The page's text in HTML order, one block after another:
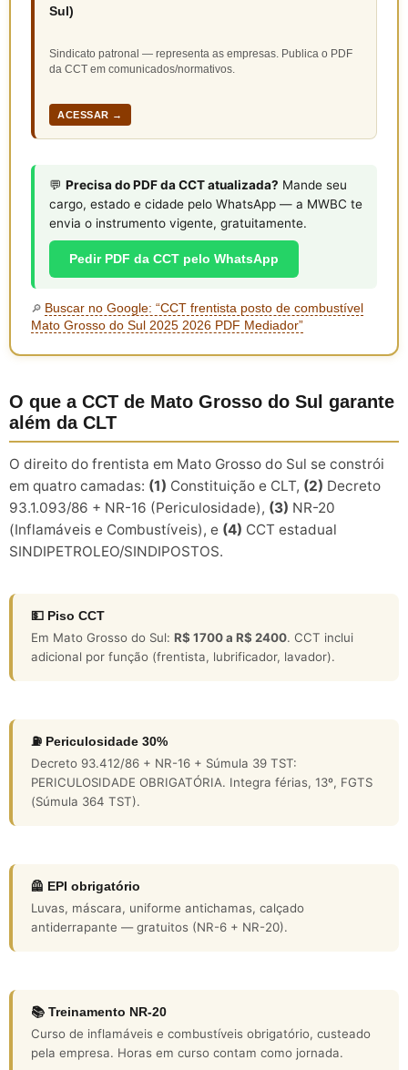
Sul)
Sindicato patronal — representa as empresas. Publica o PDF
da CCT em comunicados/normativos.
ACESSAR →
💬 Precisa do PDF da CCT atualizada? Mande seu
cargo, estado e cidade pelo WhatsApp — a MWBC te
envia o instrumento vigente, gratuitamente.
Pedir PDF da CCT pelo WhatsApp
🔎 Buscar no Google: “CCT frentista posto de combustível
Mato Grosso do Sul 2025 2026 PDF Mediador”
O que a CCT de Mato Grosso do Sul garante
além da CLT
O direito do frentista em Mato Grosso do Sul se constrói
em quatro camadas: (1) Constituição e CLT, (2) Decreto
93.1.093/86 + NR-16 (Periculosidade), (3) NR-20
(Inflamáveis e Combustíveis), e (4) CCT estadual
SINDIPETROLEO/SINDIPOSTOS.
💵 Piso CCT
Em Mato Grosso do Sul: R$ 1700 a R$ 2400. CCT inclui
adicional por função (frentista, lubrificador, lavador).
⛽ Periculosidade 30%
Decreto 93.412/86 + NR-16 + Súmula 39 TST:
PERICULOSIDADE OBRIGATÓRIA. Integra férias, 13º, FGTS
(Súmula 364 TST).
🦺 EPI obrigatório
Luvas, máscara, uniforme antichamas, calçado
antiderrapante — gratuitos (NR-6 + NR-20).
📚 Treinamento NR-20
Curso de inflamáveis e combustíveis obrigatório, custeado
pela empresa. Horas em curso contam como jornada.